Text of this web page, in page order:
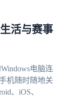
活与赛事
电脑连
机随时随地关
、iOS、